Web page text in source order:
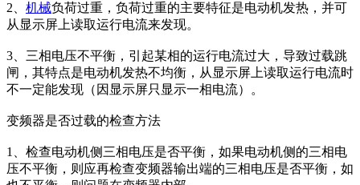
2、 机械负荷过重，负荷过重的主要特征是电动机发热，并可
从显示屏上读取运行电流来发现。
3、三相电压不平衡，引起某相的运行电流过大，导致过载跳
闸，其特点是电动机发热不均衡，从显示屏上读取运行电流时
不一定能发现（因显示屏只显示一相电流）。
变频器是否过载的检查方法
1、检查电动机侧三相电压是否平衡，如果电动机侧的三相电
压不平衡，则应再检查变频器输出端的三相电压是否平衡，如